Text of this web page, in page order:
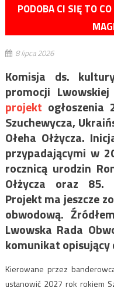
PODOBA CI SIĘ TO
8 lipca 2026
Komisja ds.
promocji
projekt ogłoszenia
Szuchewycza,
Ołeha Ołżycza.
przypadającymi w
rocznicą urodzin
Ołżycza oraz 85.
Projekt ma jeszcze
obwodową.
Lwowska Rada
komunikat opisujący
Kierowane przez
ustanowić 2027 rok rokiem